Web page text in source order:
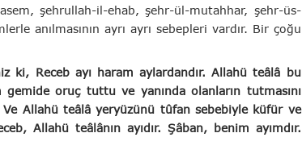
şehrullah-il-ehab, şehr-ül-mutahhar, şehr-üs-
anılmasının ayrı ayrı sebepleri vardır. Bir çoğu
ki, Receb ayı haram aylardandır. Allahü teâlâ bu
oruç tuttu ve yanında olanların tutmasını
Allahü teâlâ yeryüzünü tûfan sebebiyle küfür ve
Allahü teâlânın ayıdır. Şâban, benim ayımdır.